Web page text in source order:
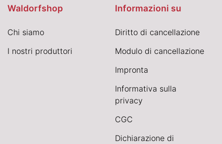
Waldorfshop
Chi siamo
I nostri produttori
Informazioni su
Diritto di cancellazione
Modulo di cancellazione
Impronta
Informativa sulla
privacy
CGC
Dichiarazione di